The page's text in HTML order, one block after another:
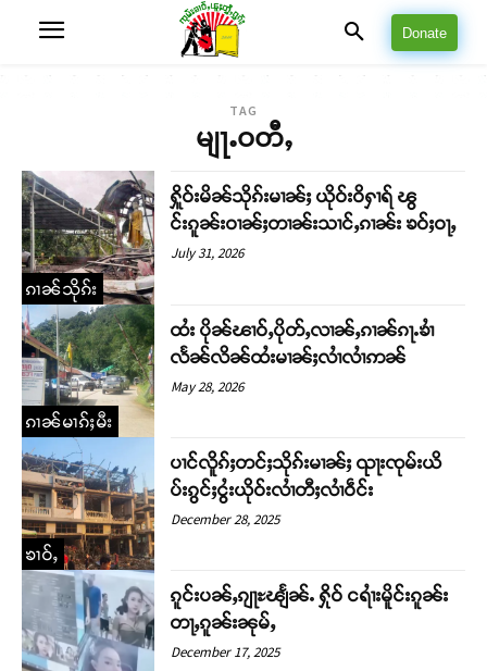
Donate
TAG
မျႃႉဝတီႇ
ၵၢၼ်သိုၵ်း
ႁိူဝ်းမိၼ်သိုၵ်းမၢၼ်ႈ ယိုဝ်းဝိႁၢရ် ၽွ
င်းၵူၼ်းဝၢၼ်ႈတၢၼ်းသၢင်ႇၵၢၼ်း ၶဝ်ႈဝႃႇ
July 31, 2026
ၵၢၼ်မၢၵ်ႈမီး
ထႆး ပိုၼ်ၽၢဝ်ႇပိုတ်ႇလၢၼ်ႇၵၢၼ်ၵႃႉၶၢႆ
လႅၼ်လိၼ်ထႆးမၢၼ်ႈလၢႆလၢႆဢၼ်
May 28, 2026
ၶၢဝ်ႇ
ပၢင်လိူၵ်ႈတင်ႈသိုၵ်းမၢၼ်ႈ ၺႃးၸုမ်းယိ
ပ်းၵွင်ႈငွႆးယိုဝ်းလၢႆတီႈလၢႆဝဵင်း
December 28, 2025
ၵူင်းပၼ်ႇၵျႃႊၽျႅၼ်ႉ ႁိုဝ် ငရၢႆးမိူင်းၵူၼ်း
တႃႇၵူၼ်းၼုမ်ႇ
December 17, 2025